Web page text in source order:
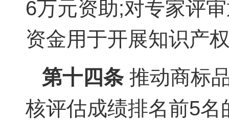
6万元资助;对专家评
资金用于开展知识产
第十四条推动商标
核评估成绩排名前5